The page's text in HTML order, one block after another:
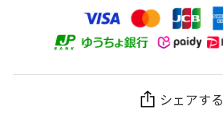
シェアする